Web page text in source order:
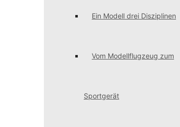
Ein Modell drei Disziplinen
Vom Modellflugzeug zum
Sportgerät